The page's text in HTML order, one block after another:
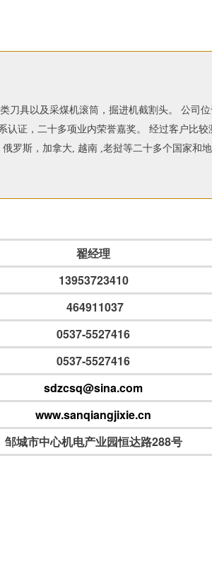
具以及采煤机滚筒，掘进机截割头。 公司
认证，二十多项业内荣誉嘉奖。 经过客户比
罗斯，加拿大, 越南 ,老挝等二十多个国家和
翟经理
13953723410
464911037
0537-5527416
0537-5527416
sdzcsq@sina.com
www.sanqiangjixie.cn
邹城市中心机电产业园恒达路288号